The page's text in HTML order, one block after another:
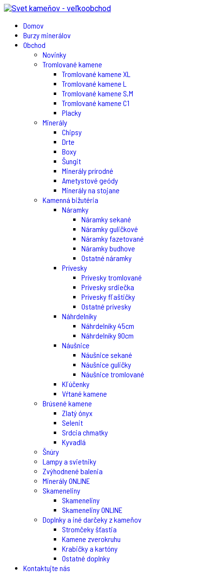
Domov
Burzy minerálov
Obchod
Novinky
Tromlované kamene
Tromlované kamene XL
Tromlované kamene L
Tromlované kamene S,M
Tromlované kamene C1
Placky
Minerály
Chipsy
Drte
Boxy
Šungit
Minerály prírodné
Ametystové geódy
Minerály na stojane
Kamenná bižutéria
Náramky
Náramky sekané
Náramky guličkové
Náramky fazetované
Náramky budhove
Ostatné náramky
Prívesky
Prívesky tromlované
Prívesky srdiečka
Prívesky fľaštičky
Ostatné prívesky
Náhrdelníky
Náhrdelníky 45cm
Náhrdelníky 90cm
Náušnice
Náušnice sekané
Náušnice guličky
Náušnice tromlované
Kľúčenky
Vŕtané kamene
Brúsené kamene
Zlatý ónyx
Selenit
Srdcia chmatky
Kyvadlá
Šnúry
Lampy a svietniky
Zvýhodnené balenia
Minerály ONLINE
Skameneliny
Skameneliny
Skameneliny ONLINE
Doplnky a iné darčeky z kameňov
Stromčeky šťastia
Kamene zverokruhu
Krabičky a kartóny
Ostatné doplnky
Kontaktujte nás